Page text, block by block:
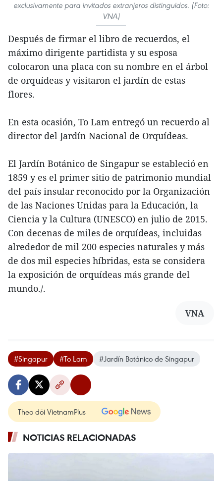
exclusivamente para invitados extranjeros distinguidos. (Foto:
VNA)
Después de firmar el libro de recuerdos, el
máximo dirigente partidista y su esposa
colocaron una placa con su nombre en el árbol
de orquídeas y visitaron el jardín de estas
flores.
En esta ocasión, To Lam entregó un recuerdo al
director del Jardín Nacional de Orquídeas.
El Jardín Botánico de Singapur se estableció en
1859 y es el primer sitio de patrimonio mundial
del país insular reconocido por la Organización
de las Naciones Unidas para la Educación, la
Ciencia y la Cultura (UNESCO) en julio de 2015.
Con decenas de miles de orquídeas, incluidas
alrededor de mil 200 especies naturales y más
de dos mil especies híbridas, esta se considera
la exposición de orquídeas más grande del
mundo./.
VNA
#Singapur #To Lam #Jardín Botánico de Singapur
Theo dõi VietnamPlus
NOTICIAS RELACIONADAS